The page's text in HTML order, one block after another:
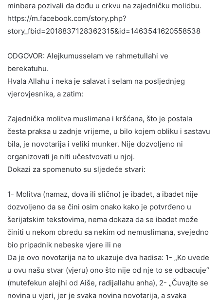
minbera pozivali da dođu u crkvu na zajedničku molidbu.
https://m.facebook.com/story.php?
story_fbid=2018837128362315&id=1463541620558538
ODGOVOR: Alejkumusselam ve rahmetullahi ve
berekatuhu.
Hvala Allahu i neka je salavat i selam na posljednjeg
vjerovjesnika, a zatim:
Zajednička molitva muslimana i kršćana, što je postala
česta praksa u zadnje vrijeme, u bilo kojem obliku i sastavu
bila, je novotarija i veliki munker. Nije dozvoljeno ni
organizovati je niti učestvovati u njoj.
Dokazi za spomenuto su sljedeće stvari:
1- Molitva (namaz, dova ili slično) je ibadet, a ibadet nije
dozvoljeno da se čini osim onako kako je potvrđeno u
šerijatskim tekstovima, nema dokaza da se ibadet može
činiti u nekom obredu sa nekim od nemuslimana, svejedno
bio pripadnik nebeske vjere ili ne
Da je ovo novotarija na to ukazuje dva hadisa: 1- „Ko uvede
u ovu našu stvar (vjeru) ono što nije od nje to se odbacuje“
(mutefekun alejhi od Aiše, radijallahu anha), 2- „Čuvajte se
novina u vjeri, jer je svaka novina novotarija, a svaka